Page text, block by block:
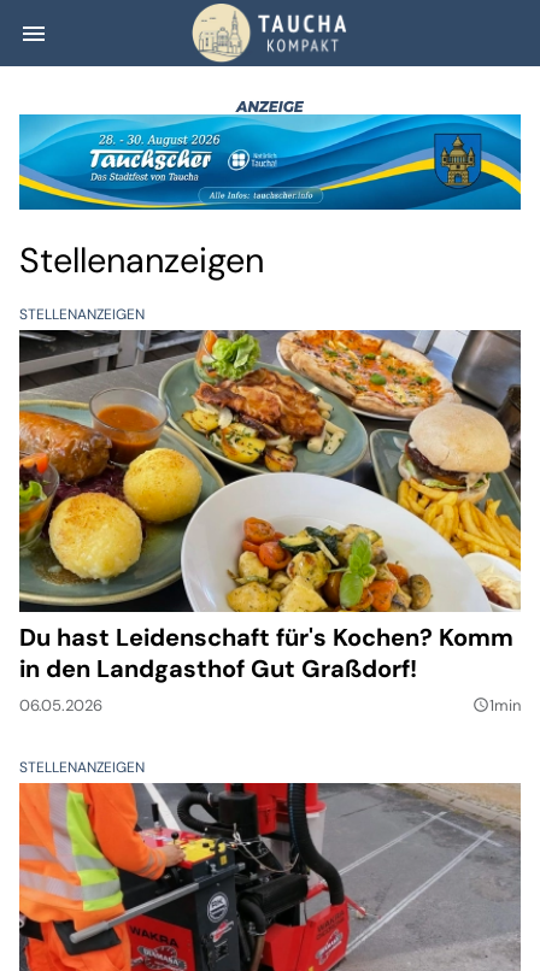
menu Stellenanzeigen
Stellenanzeigen
STELLENANZEIGEN
Du hast Leidenschaft für's Kochen? Komm
in den Landgasthof Gut Graßdorf!
06.05.2026 query_builder1min
STELLENANZEIGEN